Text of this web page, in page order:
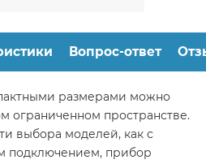
Вопрос-ответ
размерами можно
ограниченном пространстве.
выбора моделей, как с
подключением, прибор